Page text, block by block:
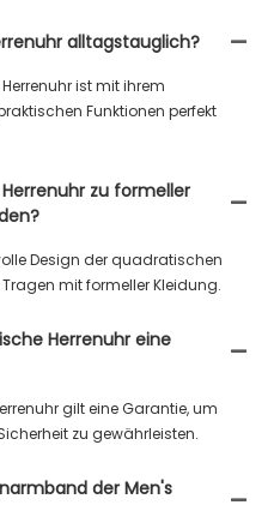
alltagstauglich?
ist mit ihrem
Funktionen perfekt
zu formeller
Design der quadratischen
mit formeller Kleidung.
Herrenuhr eine
gilt eine Garantie, um
zu gewährleisten.
der Men's